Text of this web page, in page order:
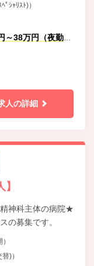
ｼｬﾘｽﾄ)）
～38万円（夜勤5
人の詳細
神科主体の病院★
の募集です。
)）